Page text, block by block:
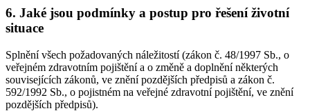
6. Jaké jsou podmínky a postup pro řešení životní
situace
Splnění všech požadovaných náležitostí (zákon č. 48/1997 Sb., o
veřejném zdravotním pojištění a o změně a doplnění některých
souvisejících zákonů, ve znění pozdějších předpisů a zákon č.
592/1992 Sb., o pojistném na veřejné zdravotní pojištění, ve znění
pozdějších předpisů).